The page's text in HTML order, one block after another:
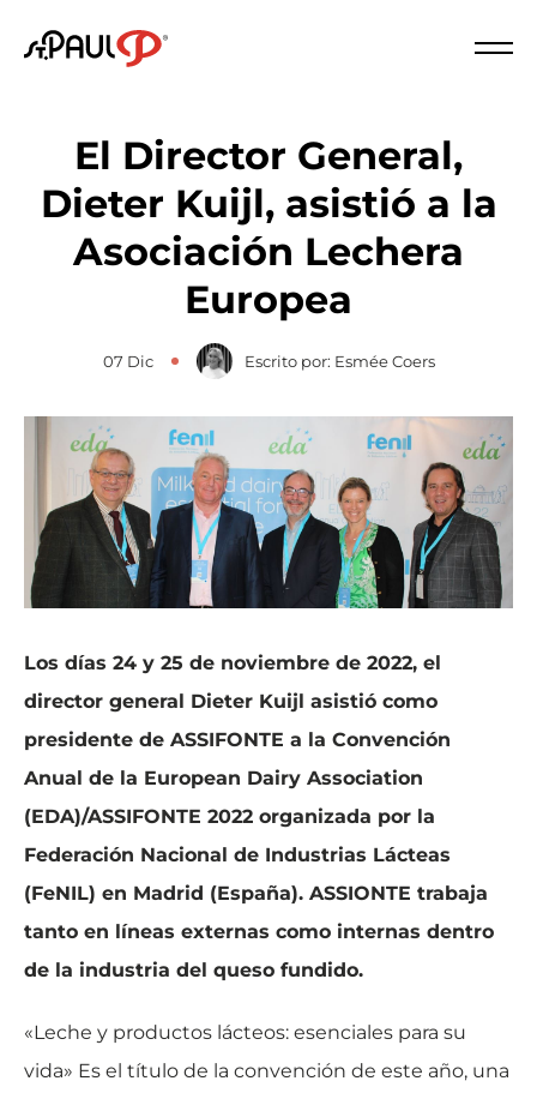
Logo St. Paul
El Director General,
Dieter Kuijl, asistió a la
Asociación Lechera
Europea
07 Dic Escrito por: Esmée Coers
Los días 24 y 25 de noviembre de 2022, el
director general Dieter Kuijl asistió como
presidente de ASSIFONTE a la Convención
Anual de la European Dairy Association
(EDA)/ASSIFONTE 2022 organizada por la
Federación Nacional de Industrias Lácteas
(FeNIL) en Madrid (España). ASSIONTE trabaja
tanto en líneas externas como internas dentro
de la industria del queso fundido.
«Leche y productos lácteos: esenciales para su
vida» Es el título de la convención de este año, una